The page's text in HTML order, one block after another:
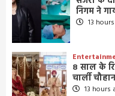
निगम ने
13
8 साल के
चार्ली
13 hours